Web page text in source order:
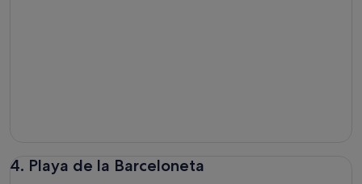
4. Playa de la Barceloneta